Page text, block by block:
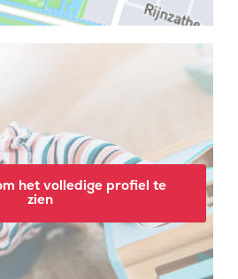
het volledige profiel te
zien